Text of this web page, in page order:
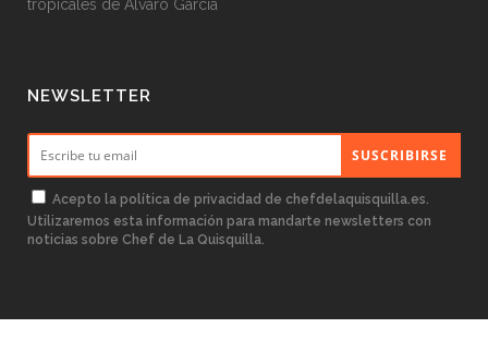
tropicales de Álvaro García
NEWSLETTER
Acepto la política de privacidad de chefdelaquisquilla.es.
Utilizaremos esta información para mandarte newsletters con
noticias sobre Chef de La Quisquilla.